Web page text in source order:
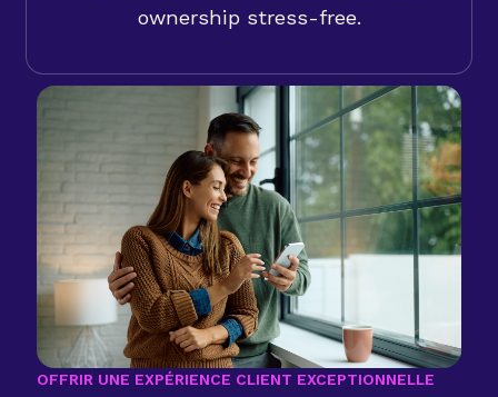
ownership stress-free.
OFFRIR UNE EXPÉRIENCE CLIENT EXCEPTIONNELLE